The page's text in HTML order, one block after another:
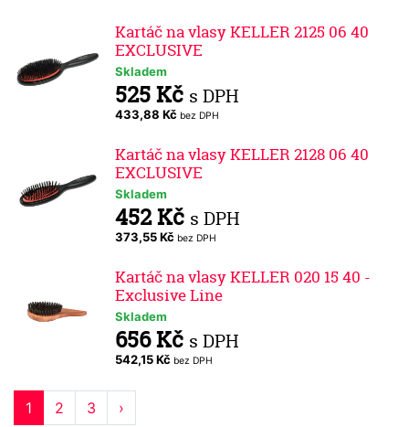
Kartáč na vlasy KELLER 2125 06 40
EXCLUSIVE
Skladem
525 Kč s DPH
433,88 Kč bez DPH
Kartáč na vlasy KELLER 2128 06 40
EXCLUSIVE
Skladem
452 Kč s DPH
373,55 Kč bez DPH
Kartáč na vlasy KELLER 020 15 40 -
Exclusive Line
Skladem
656 Kč s DPH
542,15 Kč bez DPH
1 2 3 ›